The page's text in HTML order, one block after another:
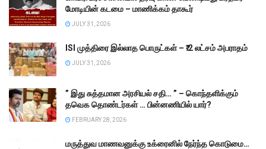
மோடியின் கடமை – மாணிக்கம் தாகூர்
JULY 31, 2026
ISI முத்திரை இல்லாத பொருட்கள் – ₹.2 லட்சம் அபராதம்
JULY 31, 2026
” இது சுத்தமான அரசியல் சதி… ” – கொந்தளிக்கும்
தவெக தொண்டர்கள் … பின்னணியில் யார்?
FEBRUARY 28, 2026
மருத்துவ மாணவனுக்கு உக்ரைனில் நேர்ந்த கொடுமை…